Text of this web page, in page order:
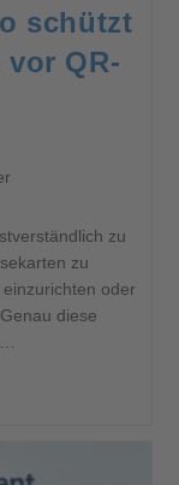
schützt
vor QR-
zu
zu
oder
diese